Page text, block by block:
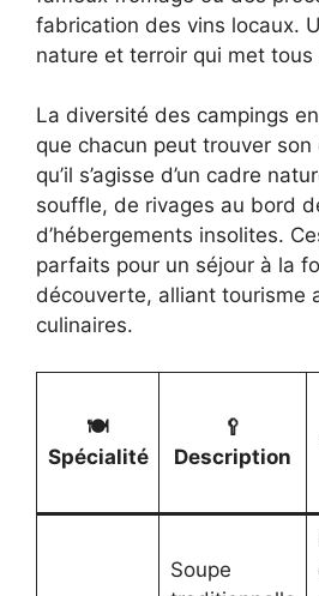
fabrication des vins locaux.
nature et terroir qui met tous
La diversité des campings
que chacun peut trouver
qu’il s’agisse d’un cadre
souffle, de rivages au bord
d’hébergements insolites.
parfaits pour un séjour à la
découverte, alliant tourisme
culinaires.
🍽️
Spécialité
🥄
Description
Soupe